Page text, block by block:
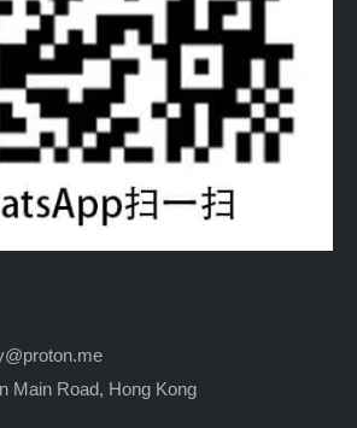
Main Road, Hong Kong